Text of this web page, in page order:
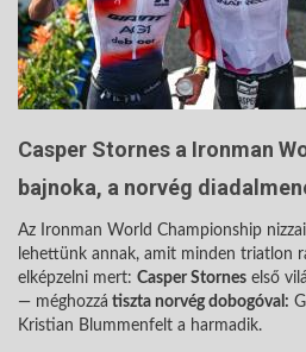
Casper Stornes a Ironman
bajnoka, a norvég
Az Ironman World Championship
lehettünk annak, amit minden triatlon
elképzelni mert: Casper Stornes első
— méghozzá tiszta norvégdobogóval:
Kristian Blummenfelt a harmadik.